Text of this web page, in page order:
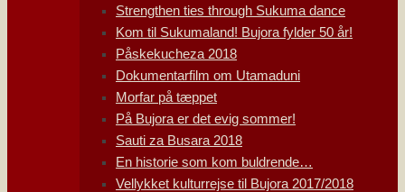
Strengthen ties through Sukuma dance
Kom til Sukumaland! Bujora fylder 50 år!
Påskekucheza 2018
Dokumentarfilm om Utamaduni
Morfar på tæppet
På Bujora er det evig sommer!
Sauti za Busara 2018
En historie som kom buldrende…
Vellykket kulturrejse til Bujora 2017/2018